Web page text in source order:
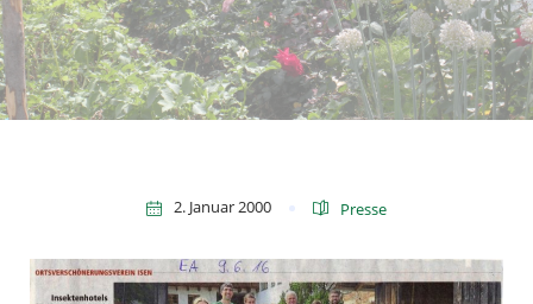
2. Januar 2000 Presse